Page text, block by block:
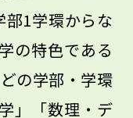
1学環からな
の特色である
の学部・学環
」「数理・デ